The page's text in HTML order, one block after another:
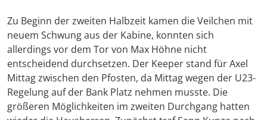
Zu Beginn der zweiten Halbzeit kamen die Veilchen mit
neuem Schwung aus der Kabine, konnten sich
allerdings vor dem Tor von Max Höhne nicht
entscheidend durchsetzen. Der Keeper stand für Axel
Mittag zwischen den Pfosten, da Mittag wegen der U23-
Regelung auf der Bank Platz nehmen musste. Die
größeren Möglichkeiten im zweiten Durchgang hatten